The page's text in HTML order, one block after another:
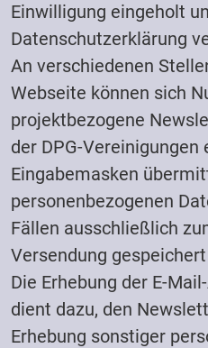
Einwilligung eingeholt
Datenschutzerklärung
An verschiedenen
Webseite können sich
projektbezogene
der DPG-
Eingabemasken
personenbezogenen
Fällen ausschließlich
Versendung
Die Erhebung der E-
dient dazu, den
Erhebung sonstiger